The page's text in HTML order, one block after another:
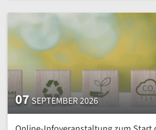
07SEPTEMBER 2026